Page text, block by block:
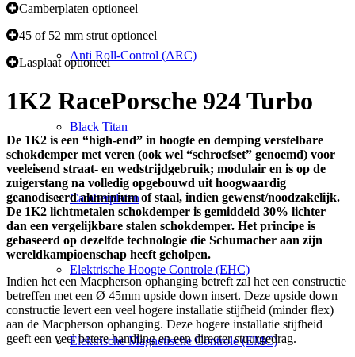
Anti Roll-Control (ARC)
Black Titan
Camberplaten
Elektrische Hoogte Controle (EHC)
Elektrische Magnetische Controle (EMC)
Camberplaten optioneel
45 of 52 mm strut optioneel
Lasplaat optioneel
1K2 RacePorsche 924 Turbo
De 1K2 is een “high-end” in hoogte en demping verstelbare
schokdemper met veren (ook wel “schroefset” genoemd) voor
veeleisend straat- en wedstrijdgebruik; modulair en is op de
zuigerstang na volledig opgebouwd uit hoogwaardig
geanodiseerd aluminium of staal, indien gewenst/noodzakelijk.
De 1K2 lichtmetalen schokdemper is gemiddeld 30% lichter
dan een vergelijkbare stalen schokdemper. Het principe is
gebaseerd op dezelfde technologie die Schumacher aan zijn
wereldkampioenschap heeft geholpen.
Indien het een Macpherson ophanging betreft zal het een constructie
betreffen met een Ø 45mm upside down insert. Deze upside down
constructie levert een veel hogere installatie stijfheid (minder flex)
aan de Macpherson ophanging. Deze hogere installatie stijfheid
geeft een veel betere handling en een directer stuurgedrag.